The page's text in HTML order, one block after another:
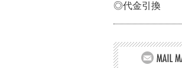
◎代金引換